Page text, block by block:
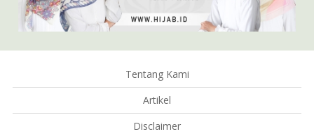
Tentang Kami
Artikel
Disclaimer